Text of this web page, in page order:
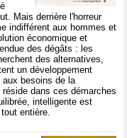
Mais derrière l'horreur
indifférent aux hommes et
économique et
des dégâts : les
des alternatives,
un développement
aux besoins de la
dans ces démarches
intelligente est
entière.